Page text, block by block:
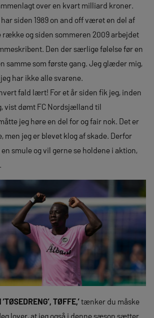
over en kvart milliard kroner.
siden 1989 on and off været en del af
række og siden sommeren 2009 arbejdet
Den der særlige følelse før en
samme som første gang. Jeg glæder mig,
har ikke alle svarene.
fald lært! For et år siden fik jeg, inden
vist dømt FC Nordsjælland til
jeg høre en del for og fair nok. Det er
men jeg er blevet klog af skade. Derfor
smule og vil gerne se holdene i aktion,
TØFFE,’tænker du måske
lover, at jeg også i denne sæson sætter